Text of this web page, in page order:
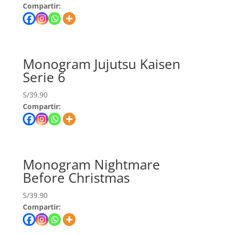
Compartir:
Monogram Jujutsu Kaisen
Serie 6
S/39.90
Compartir:
Monogram Nightmare
Before Christmas
S/39.90
Compartir: